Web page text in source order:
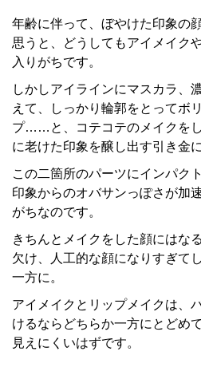
年齢に伴って、ぼやけた印象の
思うと、どうしてもアイメイク
入りがちです。
しかしアイラインにマスカラ、
えて、しっかり輪郭をとってボ
プ……と、コテコテのメイクを
に老けた印象を醸し出す引き金に
この二箇所のパーツにインパク
印象からのオバサンっぽさが加
がちなのです。
きちんとメイクをした顔にはな
欠け、人工的な顔になりすぎて
一方に。
アイメイクとリップメイクは、
けるならどちらか一方にとどめ
見えにくいはずです。